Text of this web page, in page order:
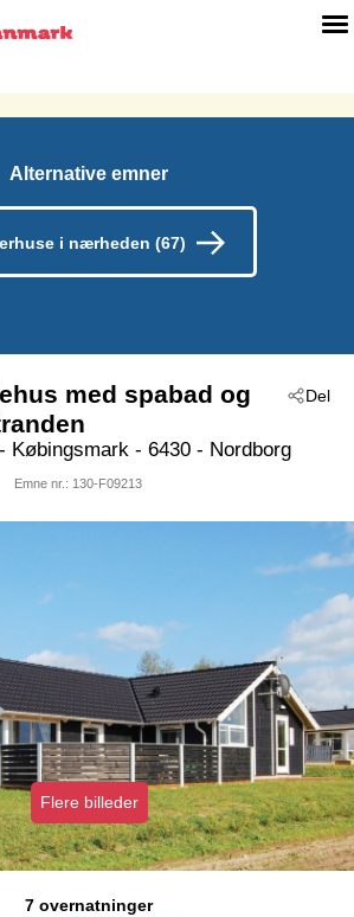
Alternative emner
i nærheden (67)
Del
med spabad og
- Købingsmark - 6430 - Nordborg
Emne nr.: 130-F09213
Flere billeder
7 overnatninger